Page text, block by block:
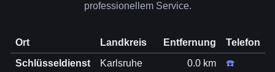
professionellem Service.
Ort Landkreis Entfernung
Telefon
Schlüsseldienst
Karlsruhe 0.0 km ☎️